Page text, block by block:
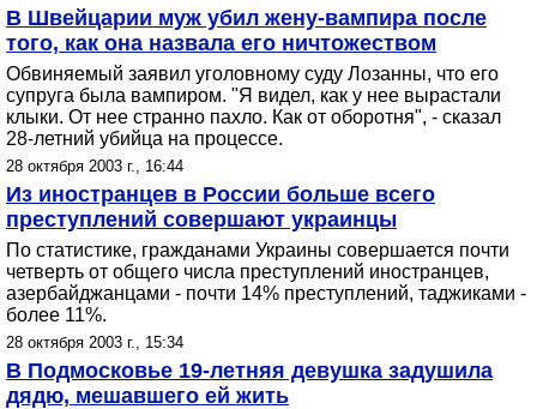
В Швейцарии муж убил жену-вампира после
того, как она назвала его ничтожеством
Обвиняемый заявил уголовному суду Лозанны, что его
супруга была вампиром. "Я видел, как у нее вырастали
клыки. От нее странно пахло. Как от оборотня", - сказал
28-летний убийца на процессе.
28 октября 2003 г., 16:44
Из иностранцев в России больше всего
преступлений совершают украинцы
По статистике, гражданами Украины совершается почти
четверть от общего числа преступлений иностранцев,
азербайджанцами - почти 14% преступлений, таджиками -
более 11%.
28 октября 2003 г., 15:34
В Подмосковье 19-летняя девушка задушила
дядю, мешавшего ей жить